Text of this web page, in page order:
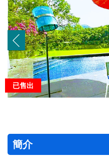
已售出
簡介